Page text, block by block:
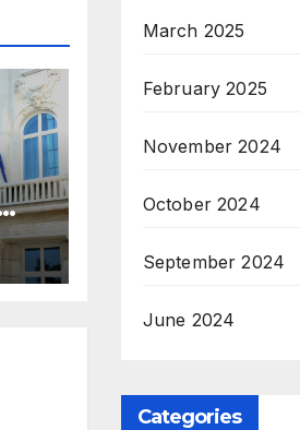
March 2025
February 2025
November 2024
October 2024
September 2024
June 2024
Categories